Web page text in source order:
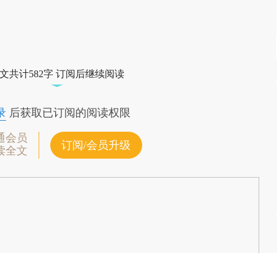
共计582字 订阅后继续阅读
后获取已订阅的阅读权限
会员
全文
订阅/会员升级